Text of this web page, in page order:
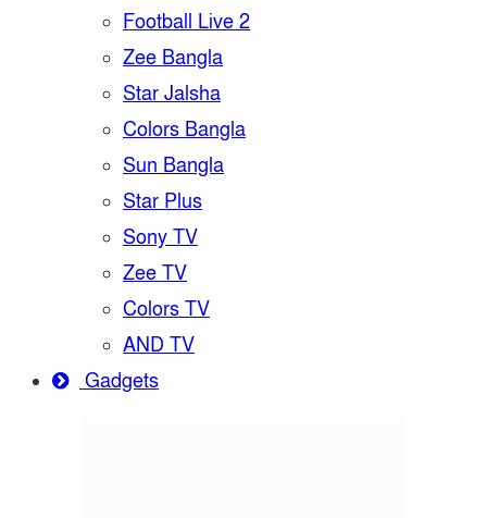
Football Live 2
Zee Bangla
Star Jalsha
Colors Bangla
Sun Bangla
Star Plus
Sony TV
Zee TV
Colors TV
AND TV
Gadgets